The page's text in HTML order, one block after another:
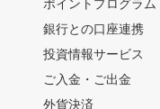
ポイントプログラム
銀行との口座連携
投資情報サービス
ご入金・ご出金
外貨決済